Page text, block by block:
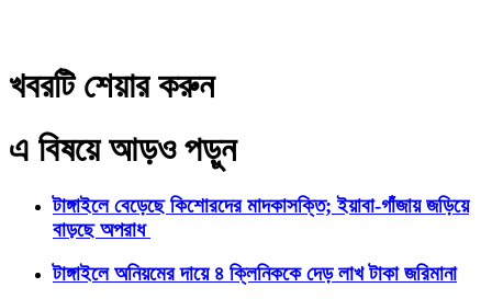
খবরটি শেয়ার করুন
এ বিষয়ে আড়ও পড়ুন
টাঙ্গাইলে বেড়েছে কিশোরদের মাদকাসক্তি; ইয়াবা-গাঁজায় জড়িয়ে
বাড়ছে অপরাধ
টাঙ্গাইলে অনিয়মের দায়ে ৪ ক্লিনিককে দেড় লাখ টাকা জরিমানা